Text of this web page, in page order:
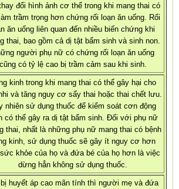
đổi hình ảnh cơ thể trong khi mang thai có
trầm trọng hơn chứng rối loạn ăn uống. Rối
ăn uống liên quan đến nhiều biến chứng khi
thai, bao gồm cả dị tật bẩm sinh và sinh non.
người phụ nữ có chứng rối loạn ăn uống
cũng có tỷ lệ cao bị trầm cảm sau khi sinh.
kinh trong khi mang thai có thể gây hại cho
và tăng nguy cơ sẩy thai hoặc thai chết lưu.
nhiên sử dụng thuốc để kiểm soát cơn động
có thể gây ra dị tật bẩm sinh. Đối với phụ nữ
thai, nhất là những phụ nữ mang thai có bệnh
kinh, sử dụng thuốc sẽ gây ít nguy cơ hơn
khỏe của họ và đứa bé của họ hơn là việc
dừng hẳn không sử dụng thuốc.
bị huyết áp cao mãn tính thì người mẹ và đứa